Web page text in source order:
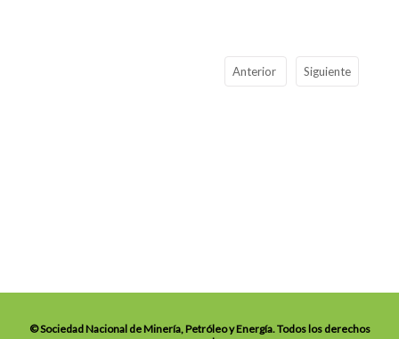
Anterior Siguiente
© Sociedad Nacional de Minería, Petróleo y Energía. Todos los derechos